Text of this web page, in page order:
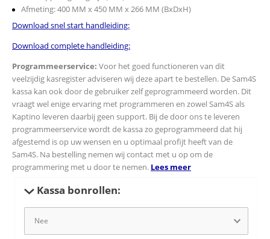
Afmeting: 400 MM x 450 MM x 266 MM (BxDxH)
Download snel start handleiding:
Download complete handleiding:
Programmeerservice: Voor het goed functioneren van dit
veelzijdig kasregister adviseren wij deze apart te bestellen. De Sam4S
kassa kan ook door de gebruiker zelf geprogrammeerd worden. Dit
vraagt wel enige ervaring met programmeren en zowel Sam4S als
Kaptino leveren daarbij geen support. Bij de door ons te leveren
programmeerservice wordt de kassa zo geprogrammeerd dat hij
afgestemd is op uw wensen en u optimaal profijt heeft van de
Sam4S. Na bestelling nemen wij contact met u op om de
programmering met u door te nemen. Lees meer
Kassa bonrollen: